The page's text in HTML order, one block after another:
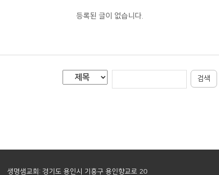
등록된 글이 없습니다.
검색
생명샘교회: 경기도 용인시 기흥구 용인향교로 20